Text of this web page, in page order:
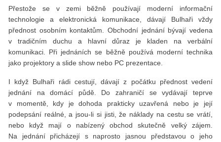
Přestože se v zemi běžně používají moderní informační
technologie a elektronická komunikace, dávají Bulhaři vždy
přednost osobním kontaktům. Obchodní jednání bývají vedena
v tradičním duchu a hlavní důraz je kladen na verbální
komunikaci. Při jednáních se běžně používá moderní technika
jako projektory a slide show nebo PC prezentace.
I když Bulhaři rádi cestují, dávají z počátku přednost vedení
jednání na domácí půdě. Do zahraničí se vydávají teprve
v momentě, kdy je dohoda prakticky uzavřená nebo je její
podepsání reálné, a jsou-li si jisti, že náklady na cestu se vrátí,
nebo když mají o nabízený obchod skutečně velký zájem.
Na jednání přicházejí s naprosto jasnou představou o jeho